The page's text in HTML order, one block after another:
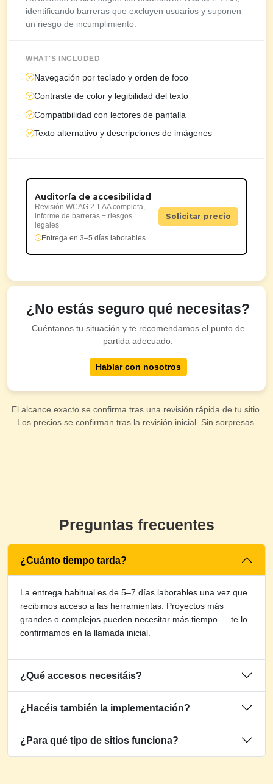
identificando barreras que excluyen usuarios y suponen
un riesgo de incumplimiento.
WHAT'S INCLUDED
Navegación por teclado y orden de foco
Contraste de color y legibilidad del texto
Compatibilidad con lectores de pantalla
Texto alternativo y descripciones de imágenes
Auditoría de accesibilidad
Revisión WCAG 2.1 AA completa,
informe de barreras + riesgos
legales
Entrega en 3–5 días laborables
Solicitar precio
¿No estás seguro qué necesitas?
Cuéntanos tu situación y te recomendamos el punto de
partida adecuado.
Hablar con nosotros
El alcance exacto se confirma tras una revisión rápida de tu sitio.
Los precios se confirman tras la revisión inicial. Sin sorpresas.
Preguntas frecuentes
¿Cuánto tiempo tarda?
La entrega habitual es de 5–7 días laborables una vez que
recibimos acceso a las herramientas. Proyectos más
grandes o complejos pueden necesitar más tiempo — te lo
confirmamos en la llamada inicial.
¿Qué accesos necesitáis?
¿Hacéis también la implementación?
¿Para qué tipo de sitios funciona?